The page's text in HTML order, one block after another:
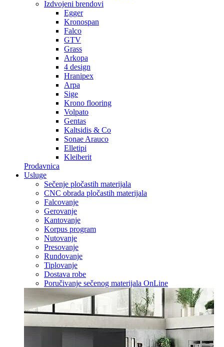
Izdvojeni brendovi
Egger
Kronospan
Falco
GTV
Grass
Arkopa
4 design
Hranipex
Arpa
Sige
Krono flooring
Volpato
Gentas
Kaltsidis & Co
Sonae Arauco
Elletipi
Kleiberit
Prodavnica
Usluge
Sečenje pločastih materijala
CNC obrada pločastih materijala
Falcovanje
Gerovanje
Kantovanje
Korpus program
Nutovanje
Presovanje
Rundovanje
Tiplovanje
Dostava robe
Poručivanje sečenog materijala OnLine